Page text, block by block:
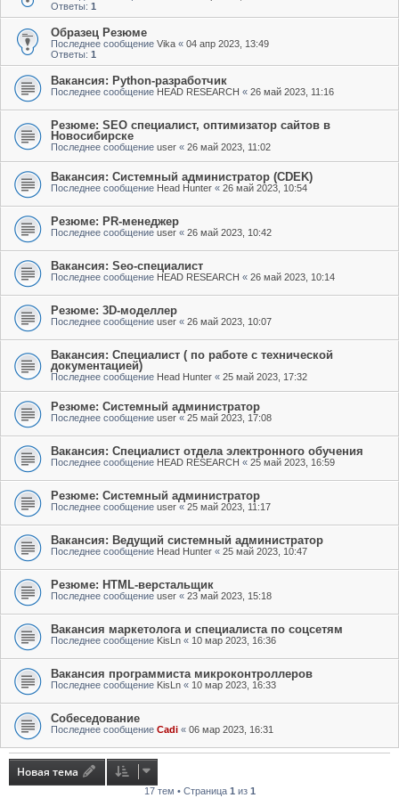
Ответы: 1
Образец Резюме
Последнее сообщение Vika « 04 апр 2023, 13:49
Ответы: 1
Вакансия: Python-разработчик
Последнее сообщение HEAD RESEARCH « 26 май 2023, 11:16
Резюме: SEO специалист, оптимизатор сайтов в
Новосибирске
Последнее сообщение user « 26 май 2023, 11:02
Вакансия: Системный администратор (CDEK)
Последнее сообщение Head Hunter « 26 май 2023, 10:54
Резюме: PR-менеджер
Последнее сообщение user « 26 май 2023, 10:42
Вакансия: Seo-специалист
Последнее сообщение HEAD RESEARCH « 26 май 2023, 10:14
Резюме: 3D-моделлер
Последнее сообщение user « 26 май 2023, 10:07
Вакансия: Специалист ( по работе с технической
документацией)
Последнее сообщение Head Hunter « 25 май 2023, 17:32
Резюме: Системный администратор
Последнее сообщение user « 25 май 2023, 17:08
Вакансия: Специалист отдела электронного обучения
Последнее сообщение HEAD RESEARCH « 25 май 2023, 16:59
Резюме: Системный администратор
Последнее сообщение user « 25 май 2023, 11:17
Вакансия: Ведущий системный администратор
Последнее сообщение Head Hunter « 25 май 2023, 10:47
Резюме: HTML-верстальщик
Последнее сообщение user « 23 май 2023, 15:18
Вакансия маркетолога и специалиста по соцсетям
Последнее сообщение KisLn « 10 мар 2023, 16:36
Вакансия программиста микроконтроллеров
Последнее сообщение KisLn « 10 мар 2023, 16:33
Собеседование
Последнее сообщение Cadi « 06 мар 2023, 16:31
Новая тема
17 тем • Страница 1 из 1